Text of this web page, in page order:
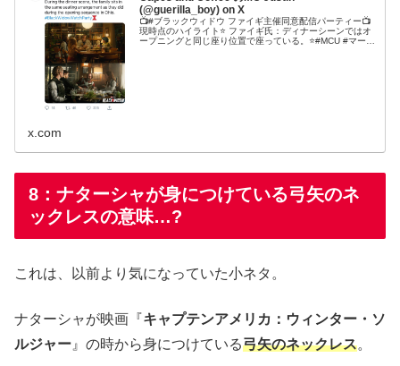
(@guerilla_boy) on X
📺#ブラックウィドウ ファイギ主催同意配信パーティー📺
現時点のハイライト⭐️ ファイギ氏：ディナーシーンではオ
ープニングと同じ座り位置で座っている。⭐️#MCU #マーベ
x.com
8：ナターシャが身につけている弓矢のネ
ックレスの意味…?
これは、以前より気になっていた小ネタ。
ナターシャが映画『キャプテンアメリカ：ウィンター・ソ
ルジャー 』の時から身につけている弓矢のネックレス。